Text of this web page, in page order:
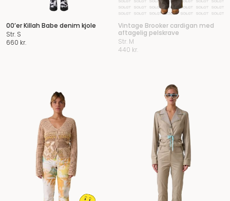
00’er Killah Babe denim kjole
Str. S
660 kr.
Vintage Brooker cardigan med
aftagelig pelskrave
Str. M
440 kr.